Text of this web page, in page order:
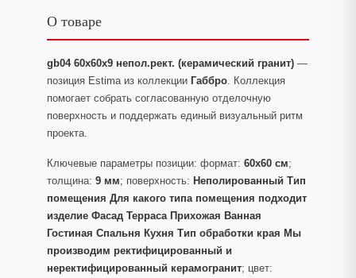
О товаре
gb04 60x60x9 непол.рект. (керамический гранит) —
позиция Estima из коллекции Габбро. Коллекция
помогает собрать согласованную отделочную
поверхность и поддержать единый визуальный ритм
проекта.
Ключевые параметры позиции: формат: 60x60 см;
толщина: 9 мм; поверхность: Неполированный Тип
помещения Для какого типа помещения подходит
изделие Фасад Терраса Прихожая Ванная
Гостиная Спальня Кухня Тип обработки края Мы
производим ректифицированный и
неректифицированный керамогранит; цвет: